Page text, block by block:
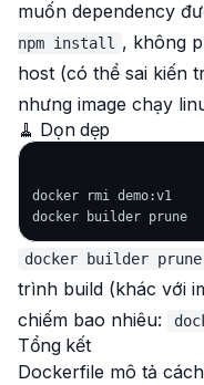
muốn dependency
npm install , không
host (có thể sai kiến
nhưng image chạy
🧹 Dọn dẹp
docker rmi demo:v1
docker builder prune
trình build (khác với
chiếm bao nhiêu:
Tổng kết
Dockerfile mô tả